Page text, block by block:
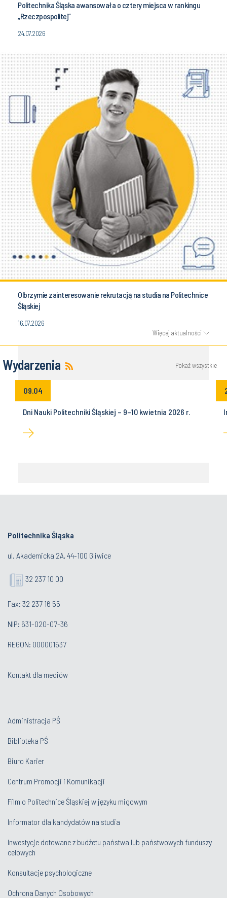
Politechnika Śląska awansowała o cztery miejsca w rankingu
„Rzeczpospolitej”
24.07.2026
Olbrzymie zainteresowanie rekrutacją na studia na Politechnice
Śląskiej
16.07.2026
Więcej aktualności
Wydarzenia Pokaż wszystkie
09.04
Dni Nauki Politechniki Śląskiej – 9–10 kwietnia 2026 r.
Politechnika Śląska
ul. Akademicka 2A, 44-100 Gliwice
32 237 10 00
Fax: 32 237 16 55
NIP: 631-020-07-36
REGON: 000001637
Kontakt dla mediów
Administracja PŚ
Biblioteka PŚ
Biuro Karier
Centrum Promocji i Komunikacji
Film o Politechnice Śląskiej w języku migowym
Informator dla kandydatów na studia
Inwestycje dotowane z budżetu państwa lub państwowych funduszy
celowych
Konsultacje psychologiczne
Ochrona Danych Osobowych